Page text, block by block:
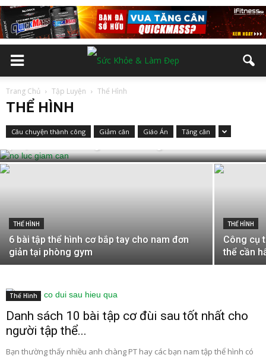
Trang Chủ Tập Luyện Thể Hình
THỂ HÌNH
Câu chuyện thành công Giảm cân Giáo Án Tăng cân
THỂ HÌNH
Cực sốc với nỗ lực giảm cân đáng khâm
phục của chàng trai 115kg
THỂ HÌNH
6 bài tập thể hình cơ bắp tay cho nam đơn
giản tại phòng gym
THỂ HÌNH
Công cụ
thể cần
Thể Hình
Danh sách 10 bài tập cơ đùi sau tốt nhất cho
người tập thể...
Bạn thường thấy nhiều anh chàng PT hay các bạn nam tập thể hình có